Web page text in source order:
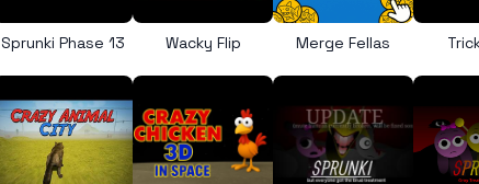
Sprunki Phase 13 Wacky Flip Merge Fellas